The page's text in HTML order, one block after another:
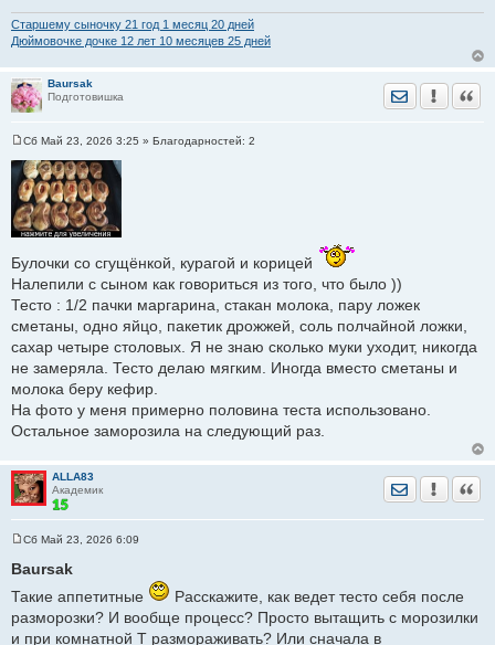
Старшему сыночку 21 год 1 месяц 20 дней
Дюймовочке дочке 12 лет 10 месяцев 25 дней
Baursak
Подготовишка
Отправить
о
о
б
щ
е
н
Сб Май 23, 2026 3:25 » Благодарностей: 2
Булочки со сгущёнкой, курагой и корицей
Налепили с сыном как говориться из того, что было ))
Тесто : 1/2 пачки маргарина, стакан молока, пару ложек
сметаны, одно яйцо, пакетик дрожжей, соль полчайной ложки,
сахар четыре столовых. Я не знаю сколько муки уходит, никогда
не замеряла. Тесто делаю мягким. Иногда вместо сметаны и
молока беру кефир.
На фото у меня примерно половина теста использовано.
Остальное заморозила на следующий раз.
ALLA83
Академик
Отправить
о
щ
е
и
Сб Май 23, 2026 6:09
Baursak
Такие аппетитные
Расскажите, как ведет тесто себя после
разморозки? И вообще процесс? Просто вытащить с морозилки
и при комнатной Т размораживать? Или сначала в